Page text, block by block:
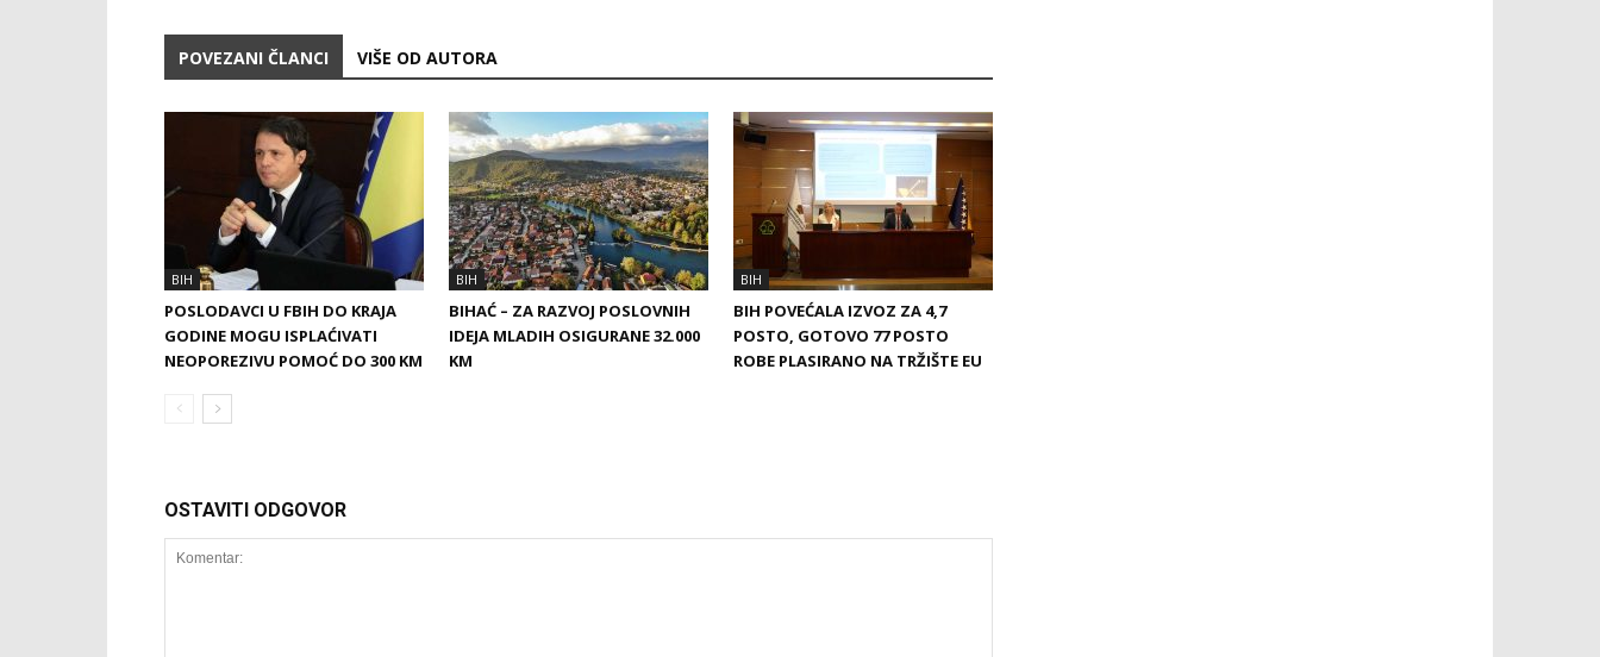
POVEZANI ČLANCI VIŠE OD AUTORA
BIH
POSLODAVCI U FBIH DO KRAJA
GODINE MOGU ISPLAĆIVATI
NEOPOREZIVU POMOĆ DO 300 KM
BIH
BIHAĆ – ZA RAZVOJ POSLOVNIH
IDEJA MLADIH OSIGURANE 32.000
KM
BIH
BIH POVEĆALA IZVOZ ZA 4,7
POSTO, GOTOVO 77 POSTO
ROBE PLASIRANO NA TRŽIŠTE EU
OSTAVITI ODGOVOR